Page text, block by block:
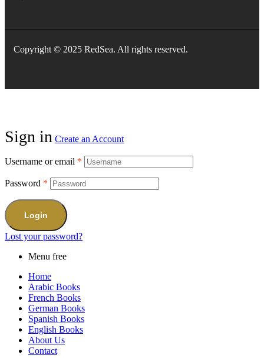
Copyright © 2025 RedSea. All rights reserved.
Sign in Create an Account
Username or email *
Password *
Login
Lost your password?
Menu free
Home
Arabic Books
French Books
German Books
Spanish Books
English Books
About Us
Contact